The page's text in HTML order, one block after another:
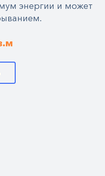
энергии и может